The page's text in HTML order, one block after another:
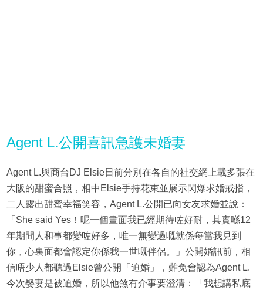
Agent L.公開喜訊急護未婚妻
Agent L.與商台DJ Elsie日前分別在各自的社交網上載多張在
大阪的甜蜜合照，相中Elsie手持花束並展示閃爆求婚戒指，
二人露出甜蜜幸福笑容，Agent L.公開已向女友求婚並說：
「She said Yes！呢一個畫面我已經期待咗好耐，其實喺12
年期間人和事都變咗好多，唯一無變過嘅就係每當我見到
你﹐心裏面都會認定你係我一世嘅伴侶。」公開婚訊前，相
信唔少人都聽過Elsie曾公開「迫婚」，難免會認為Agent L.
今次娶妻是被迫婚，所以他煞有介事要澄清：「我想講私底